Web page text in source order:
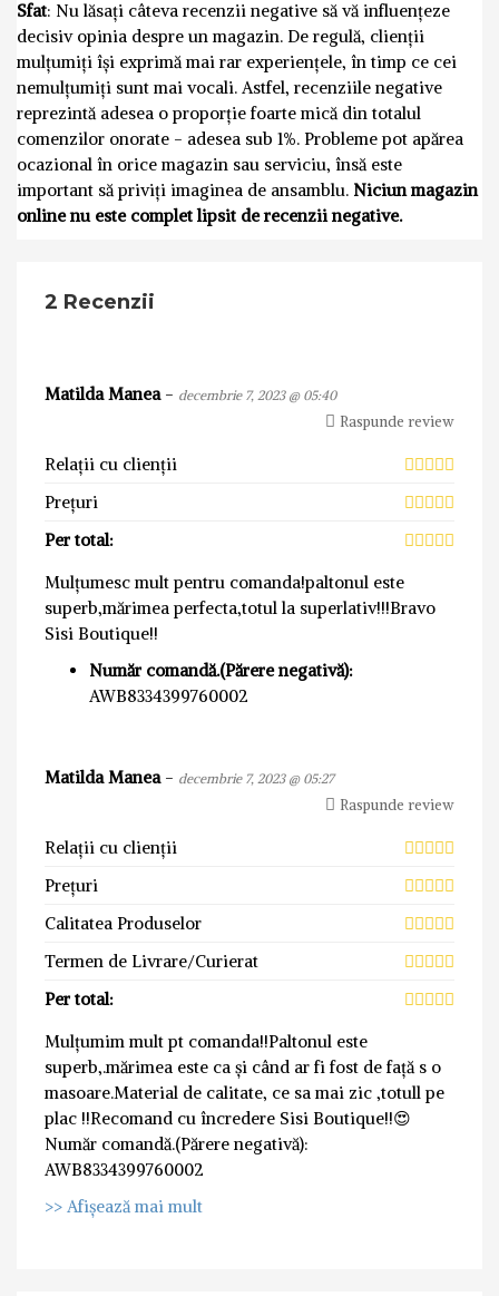
Sfat: Nu lăsați câteva recenzii negative să vă influențeze
decisiv opinia despre un magazin. De regulă, clienții
mulțumiți își exprimă mai rar experiențele, în timp ce cei
nemulțumiți sunt mai vocali. Astfel, recenziile negative
reprezintă adesea o proporție foarte mică din totalul
comenzilor onorate - adesea sub 1%. Probleme pot apărea
ocazional în orice magazin sau serviciu, însă este
important să priviți imaginea de ansamblu. Niciun magazin
online nu este complet lipsit de recenzii negative.
2 Recenzii
Matilda Manea- decembrie 7, 2023 @ 05:40
Raspunde review
Relații cu clienții
Prețuri
Per total:
Mulțumesc mult pentru comanda!paltonul este
superb,mărimea perfecta,totul la superlativ!!!Bravo
Sisi Boutique!!
Număr comandă.(Părere negativă):
AWB8334399760002
Matilda Manea- decembrie 7, 2023 @ 05:27
Raspunde review
Relații cu clienții
Prețuri
Calitatea Produselor
Termen de Livrare/Curierat
Per total:
Mulțumim mult pt comanda!!Paltonul este
superb,.mărimea este ca și când ar fi fost de față s o
masoare.Material de calitate, ce sa mai zic ,totull pe
plac !!Recomand cu încredere Sisi Boutique!!😍
Număr comandă.(Părere negativă):
AWB8334399760002
>> Afișează mai mult